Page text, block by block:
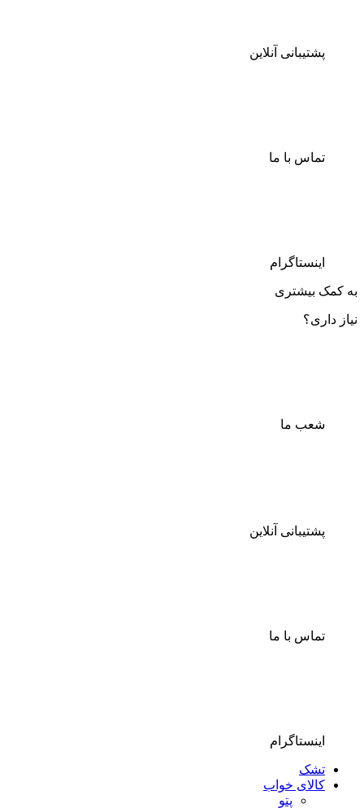
پشتیبانی آنلاین
تماس با ما
اینستاگرام
به کمک بیشتری
نیاز داری؟
شعب ما
پشتیبانی آنلاین
تماس با ما
اینستاگرام
تشک
کالای خواب
پتو